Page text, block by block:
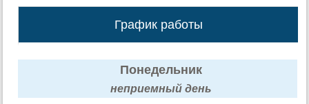
График работы
Понедельник
неприемный день